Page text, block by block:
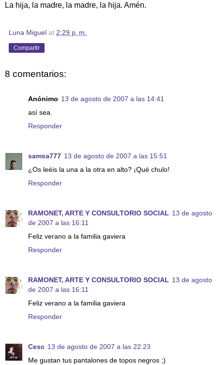
La hija, la madre, la madre, la hija. Amén.
Luna Miguel at 2:29 p. m.
Compartir
8 comentarios:
Anónimo 13 de agosto de 2007 a las 14:41
así sea.
Responder
samsa777 13 de agosto de 2007 a las 15:51
¿Os leéis la una a la otra en alto? ¡Qué chulo!
Responder
RAMONET, ARTE Y CONSULTORIO SOCIAL 13 de agosto
de 2007 a las 16:11
Feliz verano a la familia gaviera
Responder
RAMONET, ARTE Y CONSULTORIO SOCIAL 13 de agosto
de 2007 a las 16:11
Feliz verano a la familia gaviera
Responder
Cesc 13 de agosto de 2007 a las 22:23
Me gustan tus pantalones de topos negros ;)